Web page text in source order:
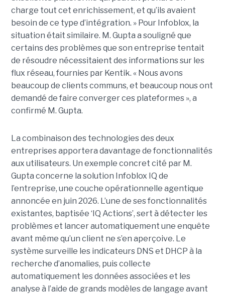
charge tout cet enrichissement, et qu’ils avaient
besoin de ce type d’intégration. » Pour Infoblox, la
situation était similaire. M. Gupta a souligné que
certains des problèmes que son entreprise tentait
de résoudre nécessitaient des informations sur les
flux réseau, fournies par Kentik. « Nous avons
beaucoup de clients communs, et beaucoup nous ont
demandé de faire converger ces plateformes », a
confirmé M. Gupta.
La combinaison des technologies des deux
entreprises apportera davantage de fonctionnalités
aux utilisateurs. Un exemple concret cité par M.
Gupta concerne la solution Infoblox IQ de
l’entreprise, une couche opérationnelle agentique
annoncée en juin 2026. L’une de ses fonctionnalités
existantes, baptisée ‘IQ Actions’, sert à détecter les
problèmes et lancer automatiquement une enquête
avant même qu’un client ne s’en aperçoive. Le
système surveille les indicateurs DNS et DHCP à la
recherche d’anomalies, puis collecte
automatiquement les données associées et les
analyse à l’aide de grands modèles de langage avant